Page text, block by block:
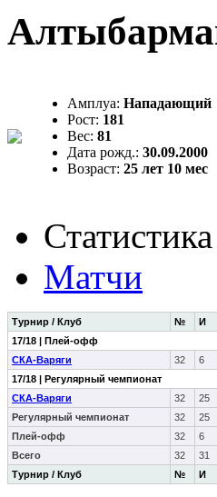
Амплуа: Нападающий
Рост: 181
Вес: 81
Дата рожд.: 30.09.2000
Возраст: 25 лет 10 мес
Статистика
Матчи
Турнир / Клуб № И
Турнир / Клуб № И
17/18 | Плей-офф
СКА-Варяги
32 6
17/18 | Регулярный чемпионат
СКА-Варяги
32 25
Регулярный чемпионат
32 25
Плей-офф
32 6
Всего
32 31